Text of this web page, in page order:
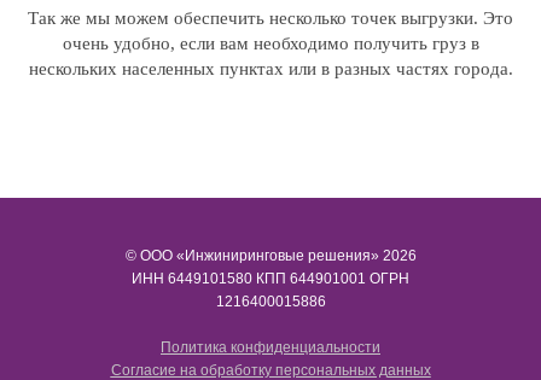
Так же мы можем обеспечить несколько точек выгрузки. Это
очень удобно, если вам необходимо получить груз в
нескольких населенных пунктах или в разных частях города.
© ООО «Инжиниринговые решения» 2026
ИНН​​​​​​​ 6449101580 КПП 644901001 ОГРН
1216400015886
Политика конфиденциальности
Согласие на обработку персональных данных